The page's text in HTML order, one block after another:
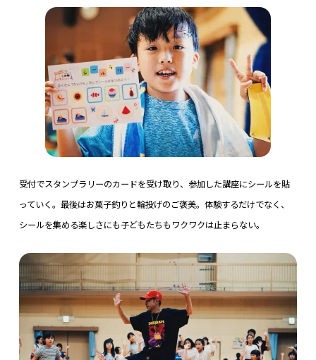
受付でスタンプラリーのカードを受け取り、参加した講座にシールを貼
っていく。最後はお菓子釣りと輪投げのご褒美。体験するだけでなく、
シールを集める楽しさにも子どもたちもワクワクは止まらない。